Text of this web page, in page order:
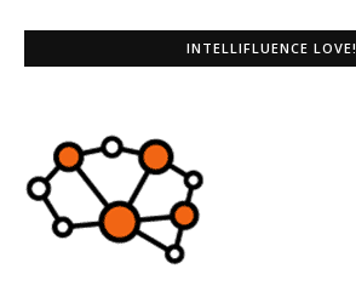
INTELLIFLUENCE LOVE!